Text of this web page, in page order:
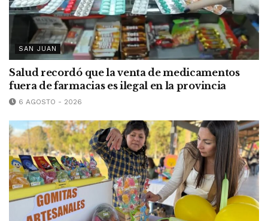
SAN JUAN
Salud recordó que la venta de medicamentos
fuera de farmacias es ilegal en la provincia
6 AGOSTO - 2026